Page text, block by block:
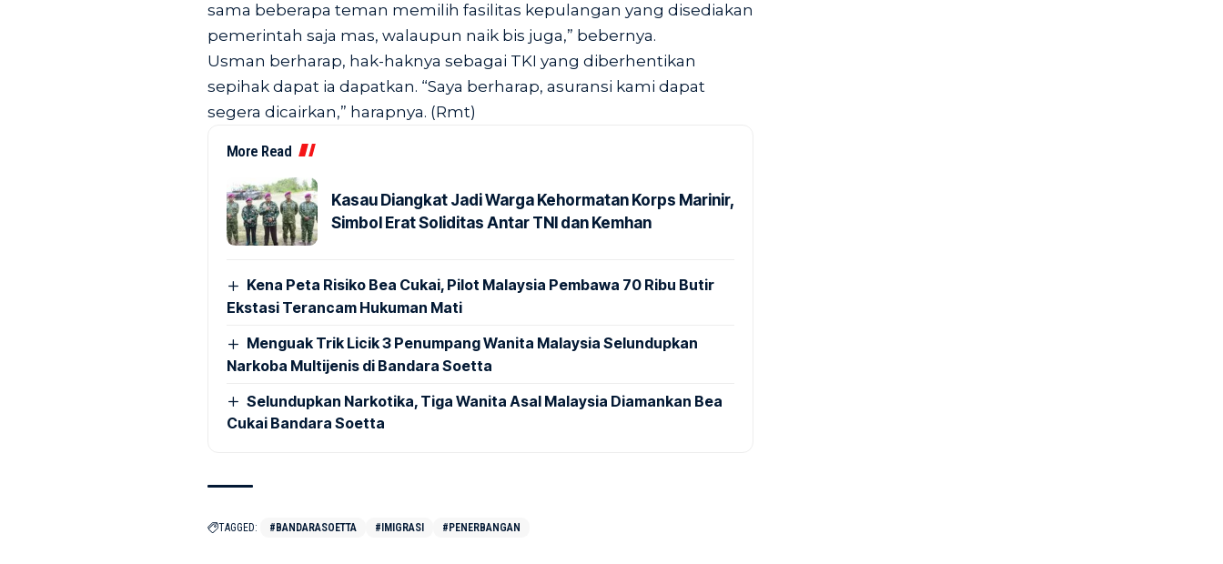
sama beberapa teman memilih fasilitas kepulangan yang disediakan
pemerintah saja mas, walaupun naik bis juga,” bebernya.
Usman berharap, hak-haknya sebagai TKI yang diberhentikan
sepihak dapat ia dapatkan. “Saya berharap, asuransi kami dapat
segera dicairkan,” harapnya. (Rmt)
More Read
Kasau Diangkat Jadi Warga Kehormatan Korps Marinir,
Simbol Erat Soliditas Antar TNI dan Kemhan
Kena Peta Risiko Bea Cukai, Pilot Malaysia Pembawa 70 Ribu Butir
Ekstasi Terancam Hukuman Mati
Menguak Trik Licik 3 Penumpang Wanita Malaysia Selundupkan
Narkoba Multijenis di Bandara Soetta
Selundupkan Narkotika, Tiga Wanita Asal Malaysia Diamankan Bea
Cukai Bandara Soetta
TAGGED: #BANDARASOETTA #IMIGRASI #PENERBANGAN